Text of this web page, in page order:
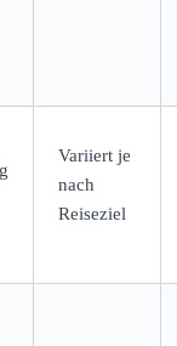
Variiert je
nach
Reiseziel